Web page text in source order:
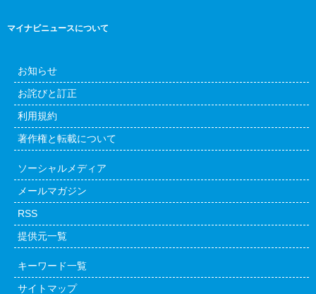
マイナビニュースについて
お知らせ
お詫びと訂正
利用規約
著作権と転載について
ソーシャルメディア
メールマガジン
RSS
提供元一覧
キーワード一覧
サイトマップ